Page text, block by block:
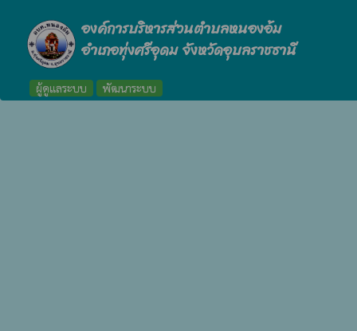
องค์การบริหารส่วนตำบลหนองอ้ม
อำเภอทุ่งศรีอุดม จังหวัดอุบลราชธานี
ผู้ดูแลระบบ พัฒนาระบบ